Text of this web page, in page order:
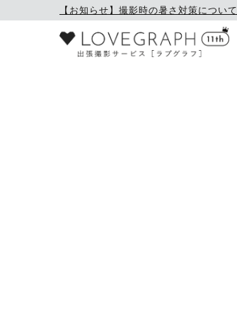
【お知らせ】撮影時の暑さ対策について